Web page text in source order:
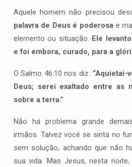
Aquele homem não precisou
palavra de Deus é poderosae
elemento ou situação. Ele
e foi embora, curado, para a
O Salmo 46:10 nos diz: “Aquietai-
Deus; serei exaltado entre as
sobre a terra.”
Não há problema grande
irmãos. Talvez você se sinta no
sem solução, achando que não
sua vida. Mas Jesus, nesta